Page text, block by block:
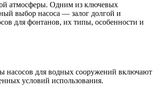
атмосферы. Одним из ключевых
выбор насоса — залог долгой и
для фонтанов, их типы, особенности и
насосов для водных сооружений включают
условий использования.